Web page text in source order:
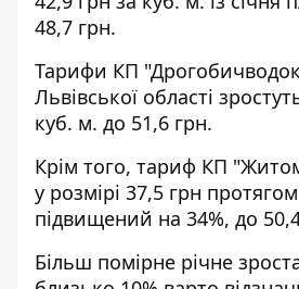
48,7 грн.
Тарифи КП
Львівської області
куб. м. до 51,6 грн.
Крім того, тариф КП
у розмірі 37,5 грн
підвищений на 34%, до
Більш помірне річне